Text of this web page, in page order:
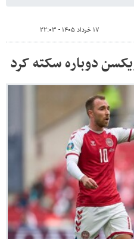
۱۷ خرداد ۱۴۰۵ - ۲۲:۰۳
دوباره سکته کرد